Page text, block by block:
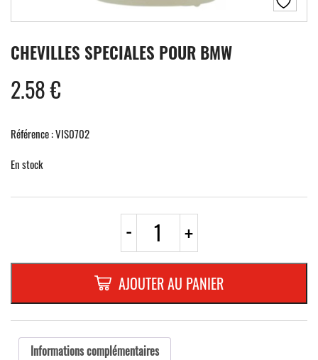
CHEVILLES SPECIALES POUR BMW
2.58€
Référence : VIS0702
En stock
- quantité
CHEVILLES
SPECIALES
POUR
BMW
+
AJOUTER AU PANIER
Informations complémentaires